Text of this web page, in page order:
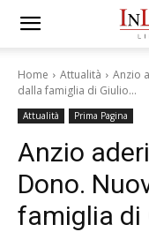
Home Attualità
Anzio
dalla famiglia di Giulio...
Attualità Prima Pagina
Anzio
Dono.
famiglia di